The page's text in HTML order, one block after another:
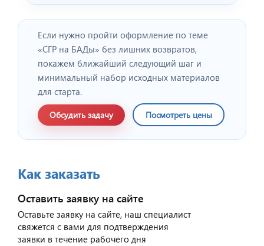
Если нужно пройти оформление по теме
«СГР на БАДы» без лишних возвратов,
покажем ближайший следующий шаг и
минимальный набор исходных материалов
для старта.
Обсудить задачу Посмотреть цены
Как заказать
Оставить заявку на сайте
Оставьте заявку на сайте, наш специалист
свяжется с вами для подтверждения
заявки в течение рабочего дня